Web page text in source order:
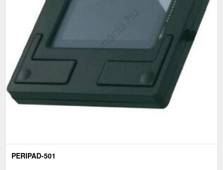
PERIPAD-501